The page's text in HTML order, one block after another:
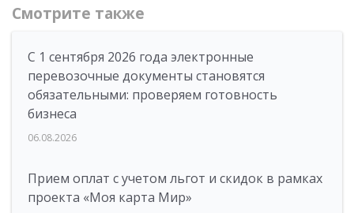
Смотрите также
С 1 сентября 2026 года электронные
перевозочные документы становятся
обязательными: проверяем готовность
бизнеса
06.08.2026
Прием оплат с учетом льгот и скидок в рамках
проекта «Моя карта Мир»